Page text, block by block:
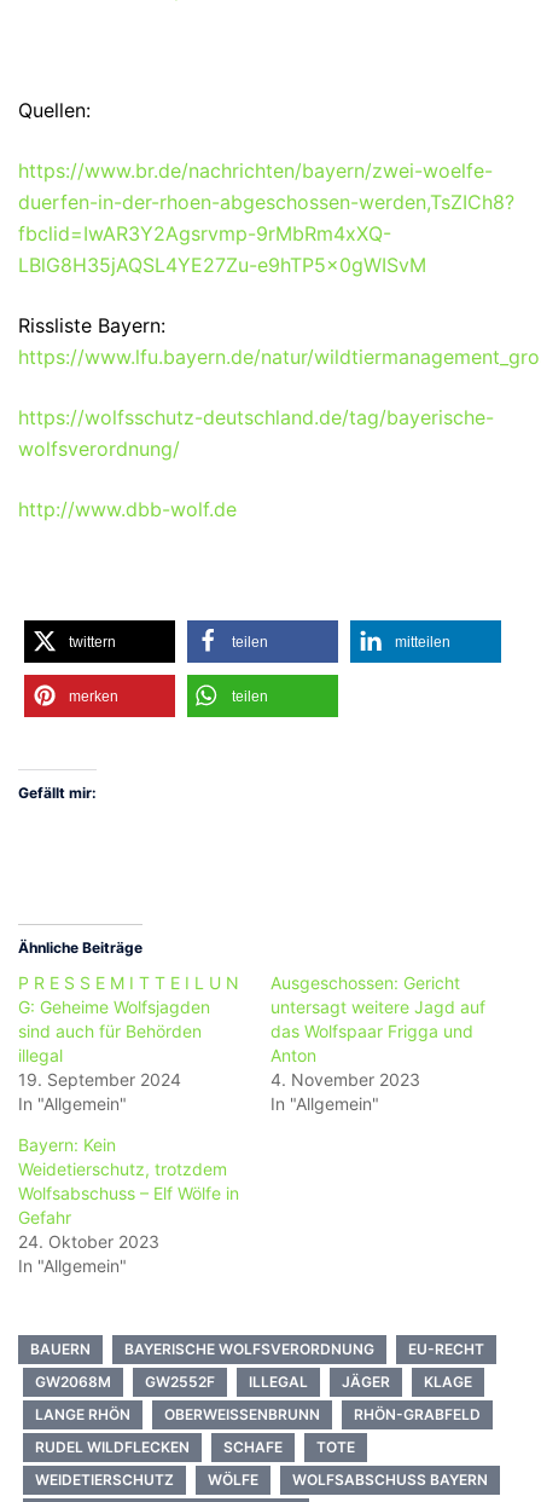
Quellen:
https://www.br.de/nachrichten/bayern/zwei-woelfe-
duerfen-in-der-rhoen-abgeschossen-werden,TsZICh8?
fbclid=IwAR3Y2Agsrvmp-9rMbRm4xXQ-
LBlG8H35jAQSL4YE27Zu-e9hTP5x0gWISvM
Rissliste Bayern:
https://www.lfu.bayern.de/natur/
https://wolfsschutz-deutschland.de/tag/bayerische-
wolfsverordnung/
http://www.dbb-wolf.de
twittern teilen mitteilen
merken teilen
Gefällt mir:
Ähnliche Beiträge
P R E S S E M I T T E I L U N
G: Geheime Wolfsjagden
sind auch für Behörden
illegal
19. September 2024
In "Allgemein"
Ausgeschossen: Gericht
untersagt weitere Jagd auf
das Wolfspaar Frigga und
Anton
4. November 2023
In "Allgemein"
Bayern: Kein
Weidetierschutz, trotzdem
Wolfsabschuss – Elf Wölfe in
Gefahr
24. Oktober 2023
In "Allgemein"
BAUERN BAYERISCHE WOLFSVERORDNUNG
EU-RECHT
GW2068M
GW2552F ILLEGAL JÄGER
KLAGE
LANGE RHÖN
OBERWEISSENBRUNN
RHÖN-GRABFELD
RUDEL WILDFLECKEN
SCHAFE
TOTE
WEIDETIERSCHUTZ
WÖLFE
WOLFSABSCHUSS BAYERN